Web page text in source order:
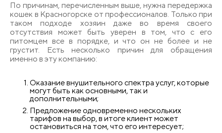
По причинам, перечисленным выше, нужна передержка
кошек в Красногорске от профессионалов. Только при
таком подходе хозяин даже во время своего
отсутствия может быть уверен в том, что с его
питомцем все в порядке, и что он не более и не
грустит. Есть несколько причин для обращения
именно в эту компанию:
Оказание внушительного спектра услуг, которые
могут быть как основными, так и
дополнительными;
Предложение одновременно нескольких
тарифов на выбор, в итоге клиент может
остановиться на том, что его интересует;